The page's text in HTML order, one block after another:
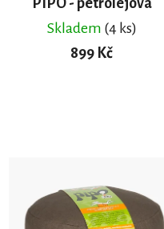
Skladem (4 ks)
899 Kč